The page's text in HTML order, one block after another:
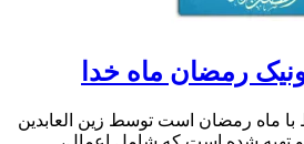
رمضان ماه خدا
با ماه رمضان است توسط زین العابدین